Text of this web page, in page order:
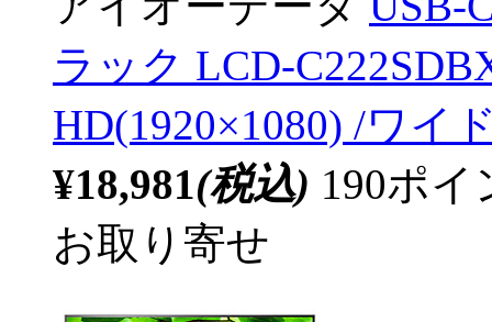
ラック LCD-
HD(1920×1080) /ワイ
¥18,981(税込) 190ポ
お取り寄せ